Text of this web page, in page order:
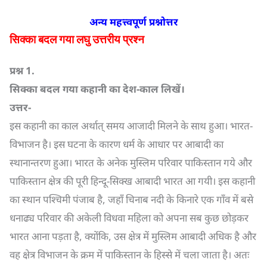
अन्य महत्त्वपूर्ण प्रश्नोत्तर
सिक्का बदल गया लघु उत्तरीय प्रश्न
प्रश्न1.
सिक्का बदल गया कहानी का देश-काल लिखें।
उत्तर-
इस कहानी का काल अर्थात् समय आजादी मिलने के साथ हुआ। भारत-
विभाजन है। इस घटना के कारण धर्म के आधार पर आबादी का
स्थानान्तरण हुआ। भारत के अनेक मुस्लिम परिवार पाकिस्तान गये और
पाकिस्तान क्षेत्र की पूरी हिन्दू-सिक्ख आबादी भारत आ गयी। इस कहानी
का स्थान पश्चिमी पंजाब है, जहाँ चिनाब नदी के किनारे एक गाँव में बसे
धनाढ्य परिवार की अकेली विधवा महिला को अपना सब कुछ छोड़कर
भारत आना पड़ता है, क्योंकि, उस क्षेत्र में मुस्लिम आबादी अधिक है और
वह क्षेत्र विभाजन के क्रम में पाकिस्तान के हिस्से में चला जाता है। अतः